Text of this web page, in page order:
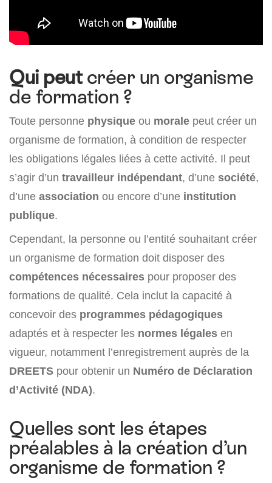
Qui peutcréer un organisme
de formation ?
Toute personne physique ou morale peut créer un
organisme de formation, à condition de respecter
les obligations légales liées à cette activité. Il peut
s’agir d’un travailleur indépendant, d’une société,
d’une association ou encore d’une institution
publique.
Cependant, la personne ou l’entité souhaitant créer
un organisme de formation doit disposer des
compétences nécessaires pour proposer des
formations de qualité. Cela inclut la capacité à
concevoir des programmes pédagogiques
adaptés et à respecter les normes légales en
vigueur, notamment l’enregistrement auprès de la
DREETS pour obtenir un Numéro de Déclaration
d’Activité (NDA).
Quelles sont les étapes
préalables à la création d’un
organisme de formation ?